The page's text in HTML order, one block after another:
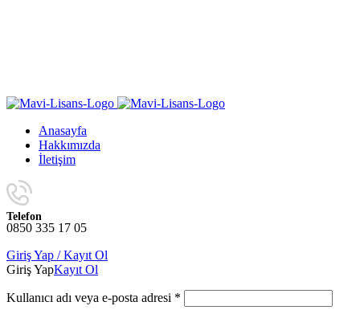
Anasayfa
Hakkımızda
İletişim
Telefon
0850 335 17 05
Giriş Yap / Kayıt Ol
Giriş YapKayıt Ol
Kullanıcı adı veya e-posta adresi *